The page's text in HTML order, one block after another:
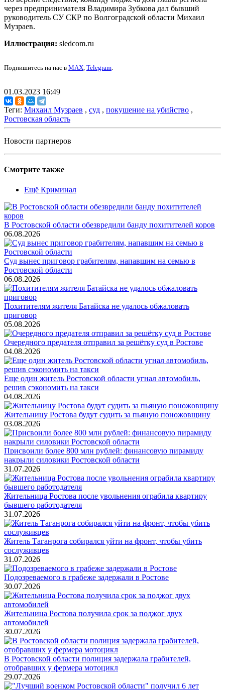
через предпринимателя Владимира Зубкова дал бывший
руководитель СУ СКР по Волгоградской области Михаил
Музраев.
Иллюстрация: sledcom.ru
Подпишитесь на нас в MAX, Telegram.
01.03.2023 16:49
Теги: Михаил Музраев , суд , покушение на убийство ,
Ростовская область
Новости партнеров
Смотрите также
Ещё Криминал
В Ростовской области обезвредили банду похитителей коров
06.08.2026
Суд вынес приговор грабителям, напавшим на семью в
Ростовской области
06.08.2026
Похитителям жителя Батайска не удалось обжаловать
приговор
05.08.2026
Очередного предателя отправил за решётку суд в Ростове
04.08.2026
Еще один житель Ростовской области угнал автомобиль,
решив сэкономить на такси
04.08.2026
Жительницу Ростова будут судить за пьяную поножовщину
03.08.2026
Присвоили более 800 млн рублей: финансовую пирамиду
накрыли силовики Ростовской области
31.07.2026
Жительница Ростова после увольнения ограбила квартиру
бывшего работодателя
31.07.2026
Житель Таганрога собирался уйти на фронт, чтобы убить
сослуживцев
31.07.2026
Подозреваемого в грабеже задержали в Ростове
30.07.2026
Жительница Ростова получила срок за поджог двух
автомобилей
30.07.2026
В Ростовской области полиция задержала грабителей,
отобравших у фермера мотоцикл
29.07.2026